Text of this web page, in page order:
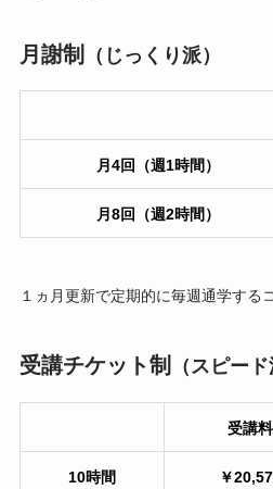
月謝制 （じっくり派）
月4回（週1時間）
月8回（週2時間）
１ヵ月更新で定期的に毎週通学する
受講チケット制 （スピード
受講料
10時間 ￥